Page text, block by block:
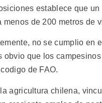
establece que
menos de 200 metros de
no se cumplio en
obvio que los
de FAO.
agricultura chilena,